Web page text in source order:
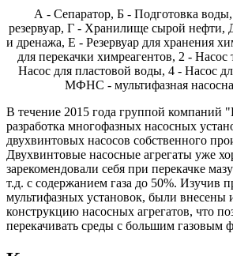
А - Сепаратор, Б - Подготовка
резервуар, Г - Хранилище сырой нефти,
и дренажа, Е - Резервуар для хранения
для перекачки химреагентов, 2 -
Насос для пластовой воды, 4 - Насос
МФНС - мультифазная
В течение 2015 года группой компаний
разработка многофазных насосных
двухвинтовых насосов собственного
Двухвинтовые насосные агрегаты уже
зарекомендовали себя при перекачке
т.д. с содержанием газа до 50%. Изучив
мультифазных установок, были внесены
конструкцию насосных агрегатов, что
перекачивать среды с большим газовым